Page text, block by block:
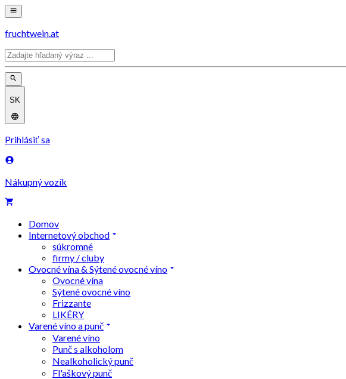
fruchtwein.at
SK
Prihlásiť sa
Nákupný vozík
Domov
Internetový obchod
súkromné
firmy / cluby
Ovocné vína & Sýtené ovocné víno
Ovocné vína
Sýtené ovocné víno
Frizzante
LIKÉRY
Varené víno a punč
Varené víno
Punč s alkoholom
Nealkoholický punč
Fl'aškový punč